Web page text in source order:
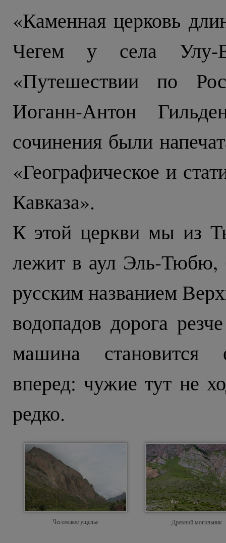
«Каменная церковь
Чегем у села
«Путешествии по
Иоганн-Антон
сочинения были
«Географическое и
Кавказа».
К этой церкви мы из
лежит в аул Эль-Тюбю,
русским названием
водопадов дорога
машина становится
вперед: чужие тут не
редко.
Чегемское ущелье Древний могильник